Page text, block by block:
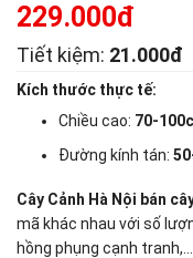
xếp
hạng
5
sao
229.000đ
Tiết kiệm: 21.000đ
Kích thước thực tế:
Chiều cao: 70-
Đường kính tán:
Cây Cảnh Hà Nội bán
mã khác nhau với số
hồng phụng cạnh